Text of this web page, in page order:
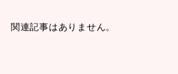
関連記事はありません。